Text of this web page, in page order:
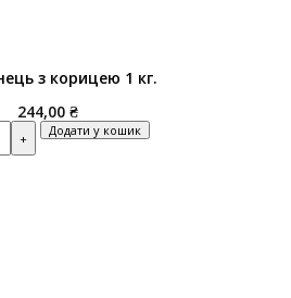
з корицею 1 кг.
244,00 ₴
Додати у кошик